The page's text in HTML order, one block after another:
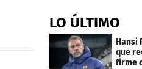
LO ÚLTIMO
Hansi
que
firme